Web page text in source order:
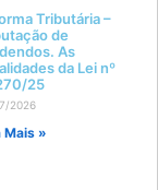
Tributária –
de
As
da Lei nº
25
2026
Mais »